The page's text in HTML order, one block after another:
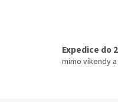
Expedice do
mimo víkendy